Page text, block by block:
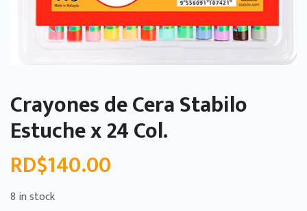
Crayones de Cera Stabilo
Estuche x 24 Col.
RD$140.00
8 in stock